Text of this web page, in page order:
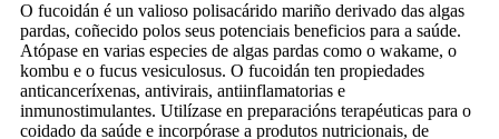
O fucoidán é un valioso polisacárido mariño derivado das algas
pardas, coñecido polos seus potenciais beneficios para a saúde.
Atópase en varias especies de algas pardas como o wakame, o
kombu e o fucus vesiculosus. O fucoidán ten propiedades
anticanceríxenas, antivirais, antiinflamatorias e
inmunostimulantes. Utilízase en preparacións terapéuticas para o
coidado da saúde e incorpórase a produtos nutricionais, de